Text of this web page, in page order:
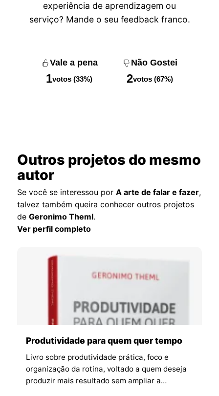
experiência de aprendizagem ou
serviço? Mande o seu feedback franco.
Vale a pena
1votos (33%)
Não Gostei
2votos (67%)
Outros projetos do mesmo
autor
Se você se interessou porA arte de falar e fazer,
talvez também queira conhecer outros projetos
deGeronimo Theml.
Ver perfil completo
Produtividade para quem quer tempo
Livro sobre produtividade prática, foco e
organização da rotina, voltado a quem deseja
produzir mais resultado sem ampliar a